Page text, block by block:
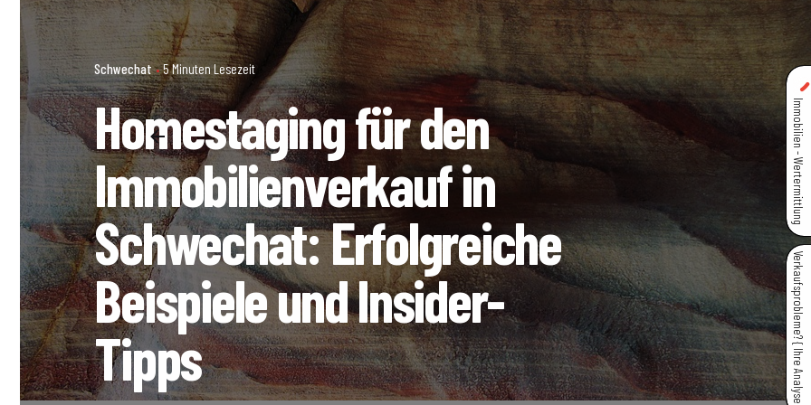
Schwechat 5 Minuten Lesezeit
Homestaging für den
Immobilienverkauf in
Schwechat: Erfolgreiche
Beispiele und Insider-
Tipps
Immobilien - Wertermittlung
Verkaufsprobleme? { Ihre Analyse }